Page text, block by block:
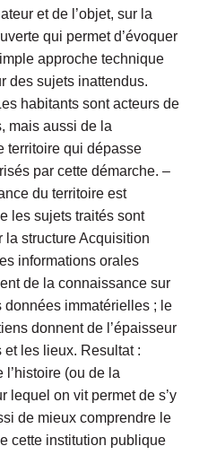
et de l’objet, sur la
qui permet d’évoquer
approche technique
des sujets inattendus.
habitants sont acteurs de
mais aussi de la
territoire qui dépasse
par cette démarche. –
du territoire est
les sujets traités sont
structure Acquisition
informations orales
de la connaissance sur
données immatérielles ; le
donnent de l’épaisseur
les lieux. Resultat :
l’histoire (ou de la
lequel on vit permet de s’y
de mieux comprendre le
cette institution publique